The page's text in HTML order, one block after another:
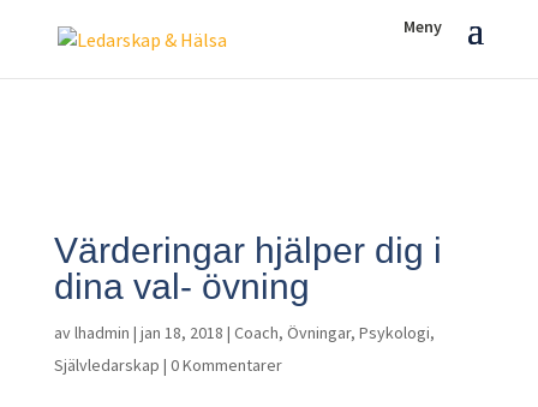
Värderingar hjälper dig i
dina val- övning
avlhadmin | jan 18, 2018 | Coach, Övningar, Psykologi,
Självledarskap | 0 Kommentarer